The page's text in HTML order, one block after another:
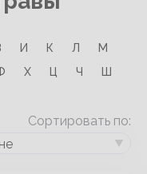
И К Л
М
Х Ц Ч
Ш
Сортировать по: